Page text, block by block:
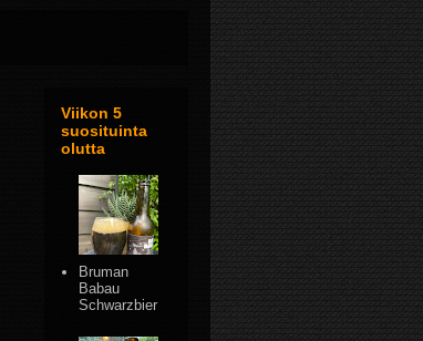
Viikon 5
suosituinta
olutta
Bruman
Babau
Schwarzbier